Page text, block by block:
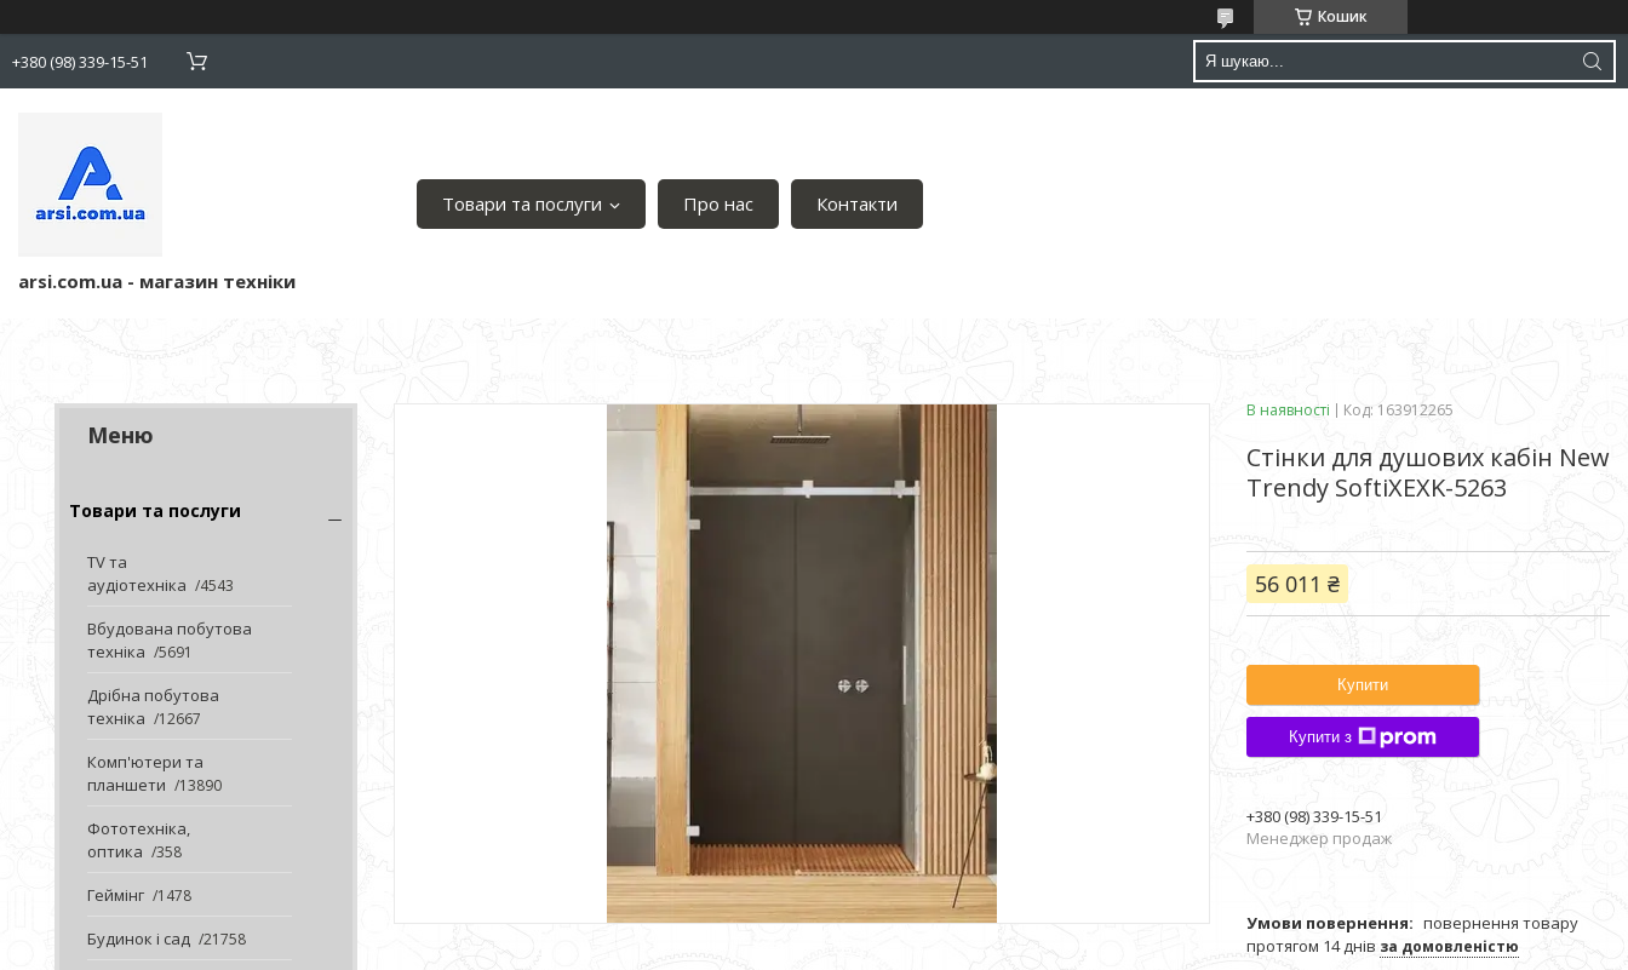
Кошик
+380 (98) 339-15-51
arsi.com.ua - магазин техніки
Товари та послуги Про нас Контакти
Товари та послуги
TV та
аудіотехніка
4543
Вбудована побутова
техніка
5691
Дрібна побутова
техніка
12667
Комп'ютери та
планшети
13890
Фототехніка,
оптика
358
Геймінг 1478
Будинок і сад 21758
В наявності Код: 163912265
Стінки для душових кабін New
Trendy SoftiXEXK-5263
56 011 ₴
Купити
Купити з
+380 (98) 339-15-51
Менеджер продаж
повернення товару
протягом 14 днів за домовленістю